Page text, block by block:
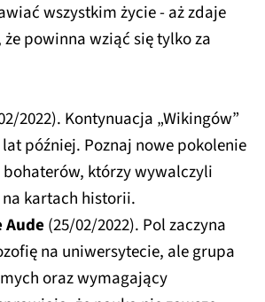
wszystkim życie - aż zdaje
powinna wziąć się tylko za
2022). Kontynuacja „Wikingów”
później. Poznaj nowe pokolenie
którzy wywalczyli
kartach historii.
Aude(25/02/2022). Pol zaczyna
na uniwersytecie, ale grupa
oraz wymagający